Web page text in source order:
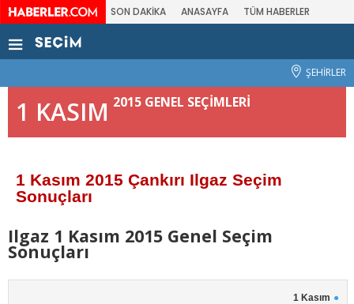
SON DAKİKA ANASAYFA TÜM HABERLER
ŞEHİRLER
1 KASIM 2015 GENEL SEÇİMLERİ
1 Kasım 2015 Çankırı Ilgaz Seçim
Sonuçları
Ilgaz 1 Kasım 2015 Genel Seçim
Sonuçları
1 Kasım